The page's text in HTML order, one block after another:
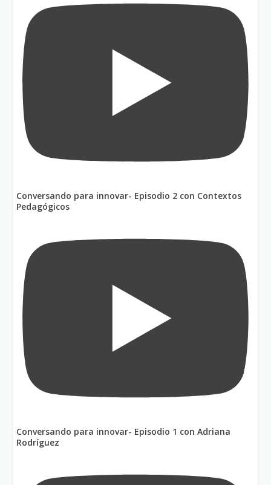
Conversando para innovar- Episodio 2 con Contextos
Pedagógicos
Conversando para innovar- Episodio 1 con Adriana
Rodríguez